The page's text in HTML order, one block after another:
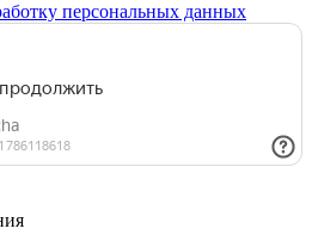
персональных данных